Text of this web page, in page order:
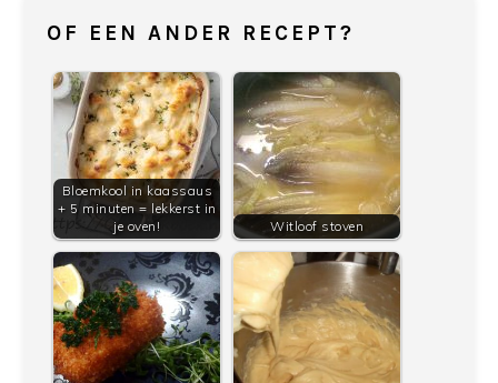
OF EEN ANDER RECEPT?
Bloemkool in kaassaus
+ 5 minuten = lekkerst in
je oven!
Witloof stoven